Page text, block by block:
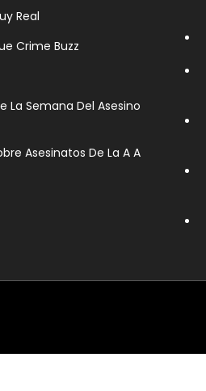
Real
Crime Buzz
La Semana Del Asesino
Asesinatos De La A A